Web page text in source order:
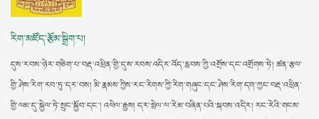
རིག་མཛོད་རྩོམ་སྒྲིག་པ།
དུས་རབས་ཉེར་གཅིག་པ་བརྡ་འཕྲིན་གྱི་དུས་རབས་འདིར་འོད་རླབས་ཀྱི་འགྲོས་དང་འགྲོགས་ཏེ། ཚན་རྩལ་
གྱི་ཤེས་རིག་རབ་ཏུ་དར་བས། མི་རྣམས་ཀྱིས་རང་རིགས་ཀྱི་རིག་གཞུང་དང་ཤེས་རིག་དག་ཀྱང་བརྡ་འཕྲིན་
གྱི་ལམ་དུ་སྐྱེལ་ཏེ་སྲུང་སྐྱོབ་དང་། འཕེལ་རྒྱས། དར་སྤེལ་ལ་རེམ་བཞིན་པའི་སྐབས་འདིར། རང་རེའི་གངས་